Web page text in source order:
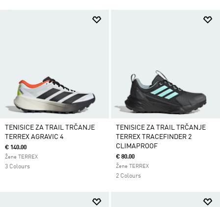
TENISICE ZA TRAIL TRČANJE
TERREX AGRAVIC 4
€ 140.00
Žene TERREX
3 Colours
TENISICE ZA TRAIL TRČANJE
TERREX TRACEFINDER 2
CLIMAPROOF
€ 80.00
Žene TERREX
2 Colours